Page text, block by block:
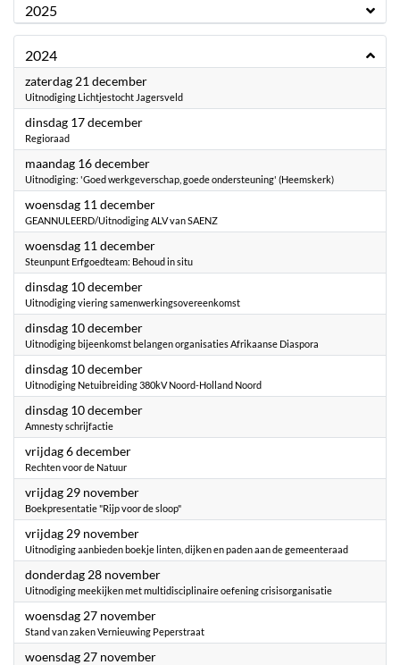
2025
2024
zaterdag 21 december2024
Uitnodiging Lichtjestocht Jagersveld
dinsdag 17 december2024
Regioraad
maandag 16 december2024
Uitnodiging: 'Goed werkgeverschap, goede ondersteuning' (Heemskerk)
woensdag 11 december2024
GEANNULEERD/Uitnodiging ALV van SAENZ
woensdag 11 december2024
Steunpunt Erfgoedteam: Behoud in situ
dinsdag 10 december2024
Uitnodiging viering samenwerkingsovereenkomst
dinsdag 10 december2024
Uitnodiging bijeenkomst belangen organisaties Afrikaanse Diaspora
dinsdag 10 december2024
Uitnodiging Netuibreiding 380kV Noord-Holland Noord
dinsdag 10 december2024
Amnesty schrijfactie
vrijdag 6 december2024
Rechten voor de Natuur
vrijdag 29 november2024
Boekpresentatie "Rijp voor de sloop"
vrijdag 29 november2024
Uitnodiging aanbieden boekje linten, dijken en paden aan de gemeenteraad
donderdag 28 november2024
Uitnodiging meekijken met multidisciplinaire oefening crisisorganisatie
woensdag 27 november2024
Stand van zaken Vernieuwing Peperstraat
woensdag 27 november2024